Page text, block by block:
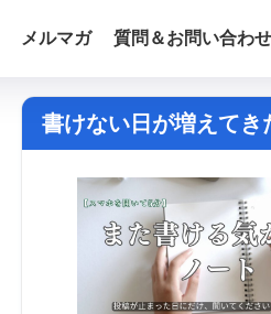
メルマガ 質問＆お問い合わせ
書けない日が増えてき